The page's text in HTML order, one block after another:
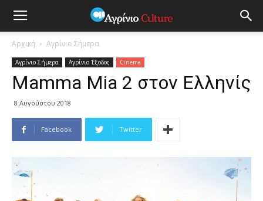
Αρχική Aγρίνιο Σήμερα
Aγρίνιο Σήμερα Αγρίνιο Έξοδος Cinema
Mamma Mia 2 στον Ελληνίς
8 Αυγούστου 2018
Facebook Twitter